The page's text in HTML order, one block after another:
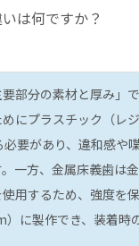
は何ですか？
部分の素材と厚み」
にプラスチック（レ
要があり、違和感や
一方、金属床義歯は
用するため、強度を
に製作でき、装着時